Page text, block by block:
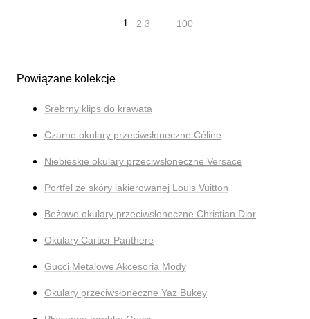
1 2 3 … 100
Powiązane kolekcje
Srebrny klips do krawata
Czarne okulary przeciwsłoneczne Céline
Niebieskie okulary przeciwsłoneczne Versace
Portfel ze skóry lakierowanej Louis Vuitton
Beżowe okulary przeciwsłoneczne Christian Dior
Okulary Cartier Panthere
Gucci Metalowe Akcesoria Mody
Okulary przeciwsłoneczne Yaz Bukey